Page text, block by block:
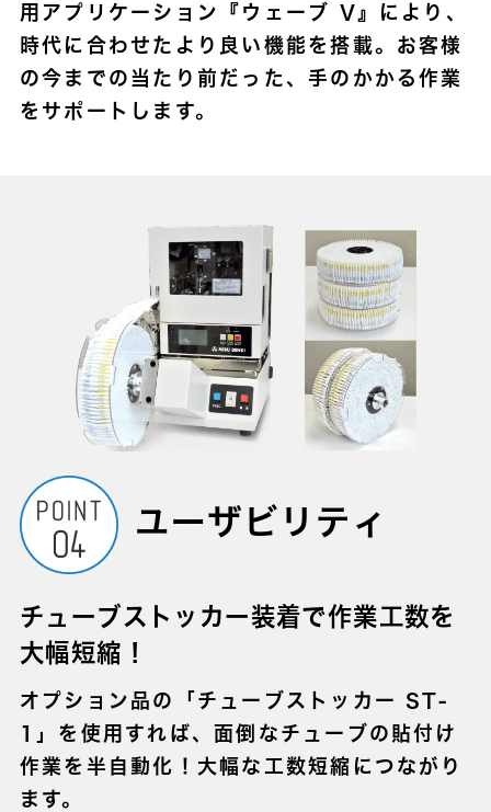
用アプリケーション『ウェーブ V』により、
時代に合わせたより良い機能を搭載。お客様
の今までの当たり前だった、手のかかる作業
をサポートします。
ユーザビリティ
チューブストッカー装着で作業工数を
大幅短縮！
オプション品の「チューブストッカー ST-
1」を使用すれば、面倒なチューブの貼付け
作業を半自動化！大幅な工数短縮につながり
ます。